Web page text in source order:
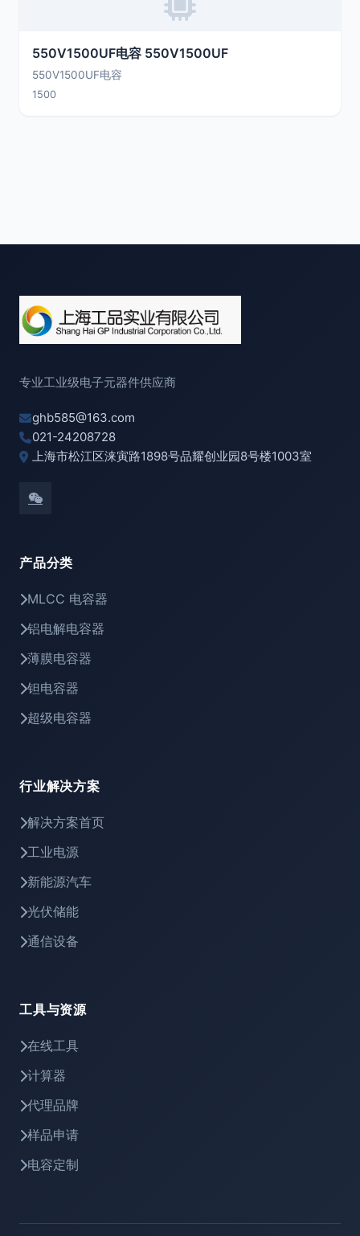
550V1500UF电容 550V1500UF
550V1500UF电容
1500
专业工业级电子元器件供应商
ghb585@163.com
021-24208728
上海市松江区涞寅路1898号品耀创业园8号楼1003室
产品分类
MLCC 电容器
铝电解电容器
薄膜电容器
钽电容器
超级电容器
行业解决方案
解决方案首页
工业电源
新能源汽车
光伏储能
通信设备
工具与资源
在线工具
计算器
代理品牌
样品申请
电容定制